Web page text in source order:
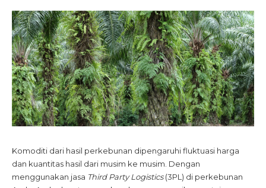
Komoditi dari hasil perkebunan dipengaruhi fluktuasi harga
dan kuantitas hasil dari musim ke musim. Dengan
menggunakan jasa Third Party Logistics(3PL) di perkebunan